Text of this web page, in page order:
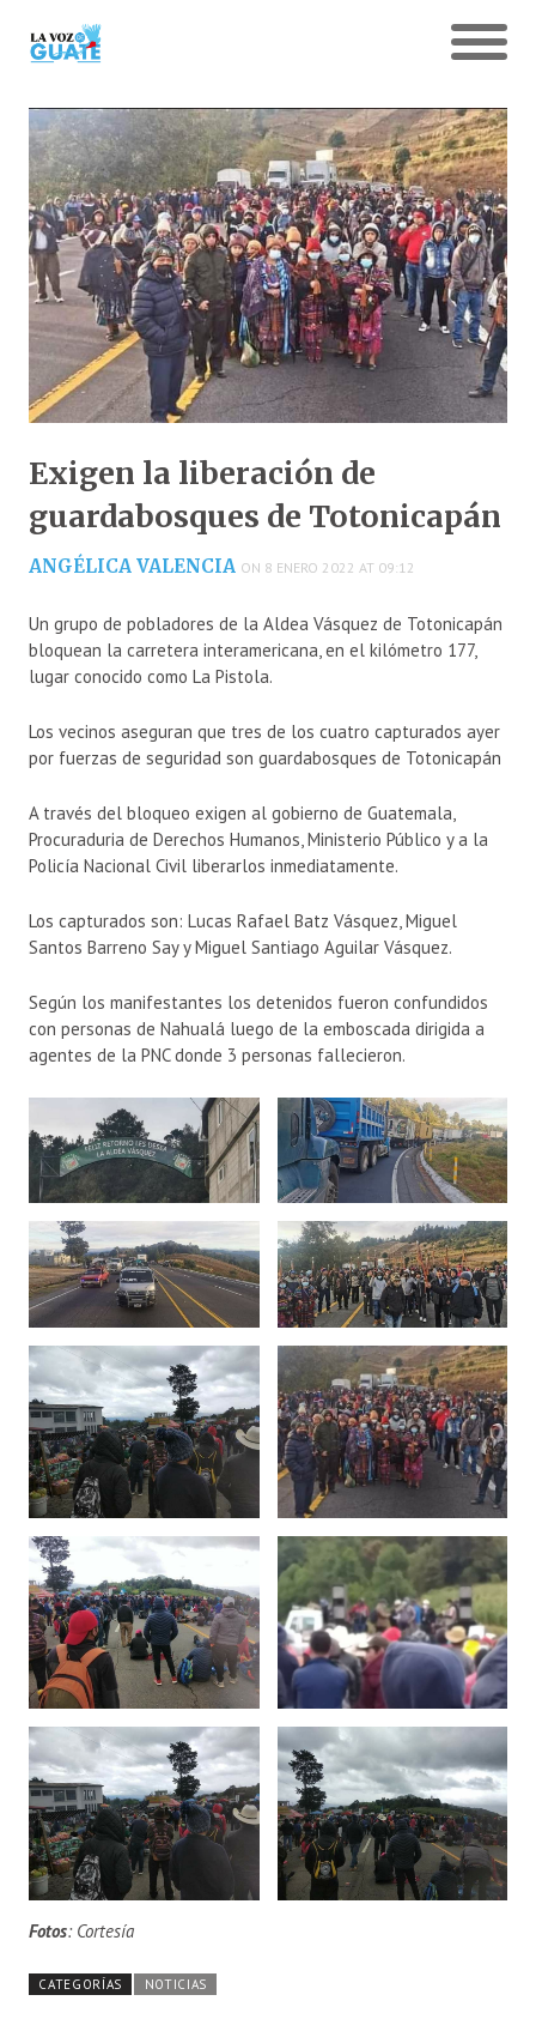
Exigen la liberación de
guardabosques de Totonicapán
ANGÉLICA VALENCIA ON 8 ENERO 2022 AT 09:12
Un grupo de pobladores de la Aldea Vásquez de Totonicapán
bloquean la carretera interamericana, en el kilómetro 177,
lugar conocido como La Pistola.
Los vecinos aseguran que tres de los cuatro capturados ayer
por fuerzas de seguridad son guardabosques de Totonicapán
A través del bloqueo exigen al gobierno de Guatemala,
Procuraduria de Derechos Humanos, Ministerio Público y a la
Policía Nacional Civil liberarlos inmediatamente.
Los capturados son: Lucas Rafael Batz Vásquez, Miguel
Santos Barreno Say y Miguel Santiago Aguilar Vásquez.
Según los manifestantes los detenidos fueron confundidos
con personas de Nahualá luego de la emboscada dirigida a
agentes de la PNC donde 3 personas fallecieron.
Fotos: Cortesía
CATEGORÍAS NOTICIAS